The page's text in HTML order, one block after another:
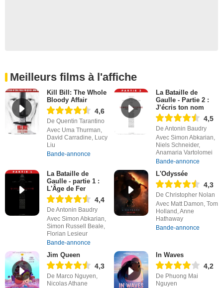
Meilleurs films à l'affiche
Kill Bill: The Whole
Bloody Affair
4,6
De Quentin Tarantino
Avec Uma Thurman,
David Carradine, Lucy
Liu
Bande-annonce
La Bataille de
Gaulle - Partie 2 :
J’écris ton nom
4,5
De Antonin Baudry
Avec Simon Abkarian,
Niels Schneider,
Anamaria Vartolomei
Bande-annonce
La Bataille de
Gaulle - partie 1 :
L'Âge de Fer
4,4
De Antonin Baudry
Avec Simon Abkarian,
Simon Russell Beale,
Florian Lesieur
Bande-annonce
L'Odyssée
4,3
De Christopher Nolan
Avec Matt Damon, Tom
Holland, Anne
Hathaway
Bande-annonce
Jim Queen
4,3
De Marco Nguyen,
Nicolas Athane
In Waves
4,2
De Phuong Mai
Nguyen